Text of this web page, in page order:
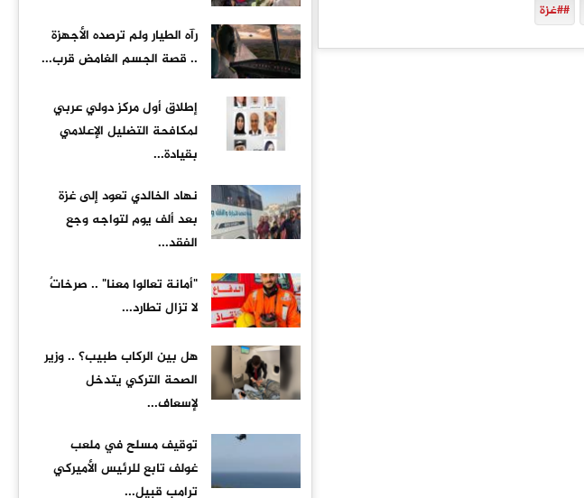
##غزة
رآه الطيار ولم ترصده الأجهزة
.. قصة الجسم الغامض قرب...
إطلاق أول مركز دولي عربي
لمكافحة التضليل الإعلامي
بقيادة...
نهاد الخالدي تعود إلى غزة
بعد ألف يوم لتواجه وجع
الفقد...
"أمانة تعالوا معنا" .. صرخاتٌ
لا تزال تطارد...
هل بين الركاب طبيب؟ .. وزير
الصحة التركي يتدخل
لإسعاف...
توقيف مسلح في ملعب
غولف تابع للرئيس الأميركي
ترامب قبيل...